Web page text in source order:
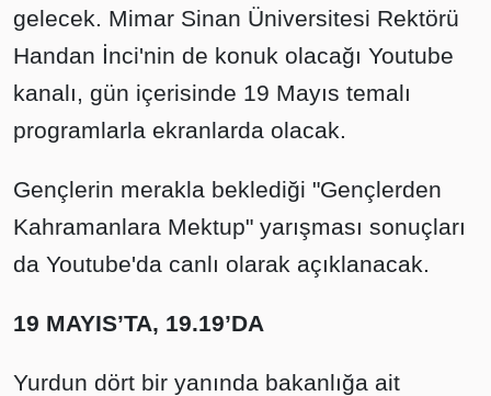
gelecek. Mimar Sinan Üniversitesi Rektörü
Handan İnci'nin de konuk olacağı Youtube
kanalı, gün içerisinde 19 Mayıs temalı
programlarla ekranlarda olacak.
Gençlerin merakla beklediği "Gençlerden
Kahramanlara Mektup" yarışması sonuçları
da Youtube'da canlı olarak açıklanacak.
19 MAYIS’TA, 19.19’DA
Yurdun dört bir yanında bakanlığa ait